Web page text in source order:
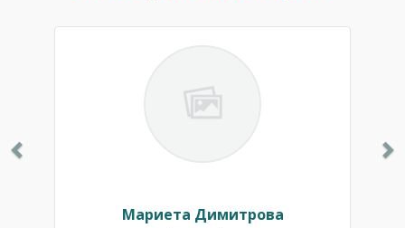
Мариета Димитрова